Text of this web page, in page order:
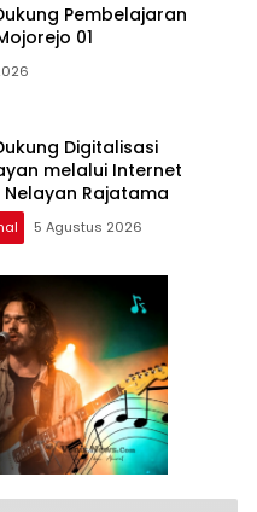
Pembelajaran
01
Digitalisasi
melalui Internet
Rajatama
5 Agustus 2026